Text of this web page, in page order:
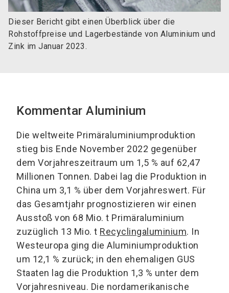
Dieser Bericht gibt einen Überblick über die
Rohstoffpreise und Lagerbestände von Aluminium und
Zink im Januar 2023.
Kommentar Aluminium
Die weltweite Primäraluminiumproduktion
stieg bis Ende November 2022 gegenüber
dem Vorjahreszeitraum um 1,5 % auf 62,47
Millionen Tonnen. Dabei lag die Produktion in
China um 3,1 % über dem Vorjahreswert. Für
das Gesamtjahr prognostizieren wir einen
Ausstoß von 68 Mio. t Primäraluminium
zuzüglich 13 Mio. t Recyclingaluminium. In
Westeuropa ging die Aluminiumproduktion
um 12,1 % zurück; in den ehemaligen GUS
Staaten lag die Produktion 1,3 % unter dem
Vorjahresniveau. Die nordamerikanische